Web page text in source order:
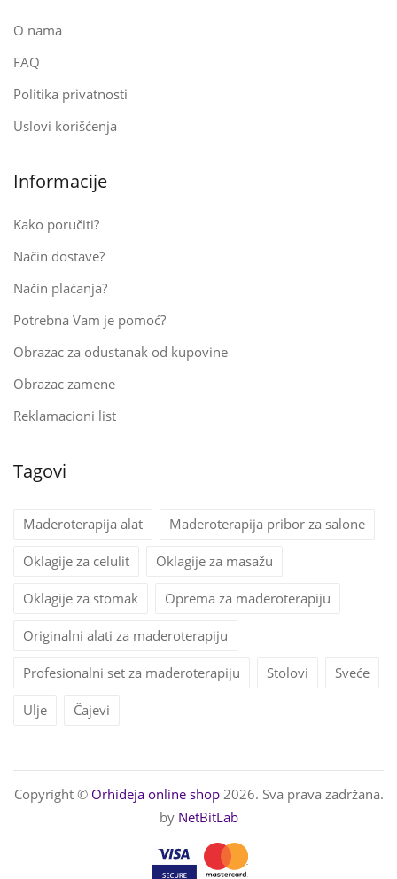
O nama
FAQ
Politika privatnosti
Uslovi korišćenja
Informacije
Kako poručiti?
Način dostave?
Način plaćanja?
Potrebna Vam je pomoć?
Obrazac za odustanak od kupovine
Obrazac zamene
Reklamacioni list
Tagovi
Maderoterapija alat Maderoterapija pribor za salone
Oklagije za celulit Oklagije za masažu
Oklagije za stomak Oprema za maderoterapiju
Originalni alati za maderoterapiju
Profesionalni set za maderoterapiju Stolovi Sveće
Ulje Čajevi
Copyright © Orhideja online shop2026. Sva prava zadržana.
by NetBitLab